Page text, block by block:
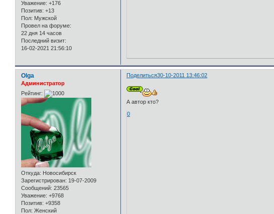
Уважение: +176
Позитив: +13
Пол: Мужской
Провел на форуме:
22 дня 14 часов
Последний визит:
16-02-2021 21:56:10
Поделиться30-10-2011 13:46:02
Olga
Администратор
Рейтинг:
Откуда: Новосибирск
Зарегистрирован: 19-07-2009
Сообщений: 23565
Уважение: +9768
Позитив: +9358
Пол: Женский
А автор кто?
0